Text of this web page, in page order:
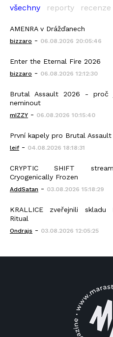
všechny reporty recenze
AMENRA v Drážďanech
bizzaro - 06.08.2026 20:05:46
Enter the Eternal Fire 2026
bizzaro - 06.08.2026 12:12:30
Brutal Assault 2026 -
neminout
mIZZY - 06.08.2026 10:15:40
První kapely pro Brutal
leif - 04.08.2026 18:18:31
CRYPTIC SHIFT
Cryogenically Frozen
AddSatan - 03.08.2026 15:18:29
KRALLICE zveřejnili skladu
Ritual
Ondrajs - 03.08.2026 12:05:25